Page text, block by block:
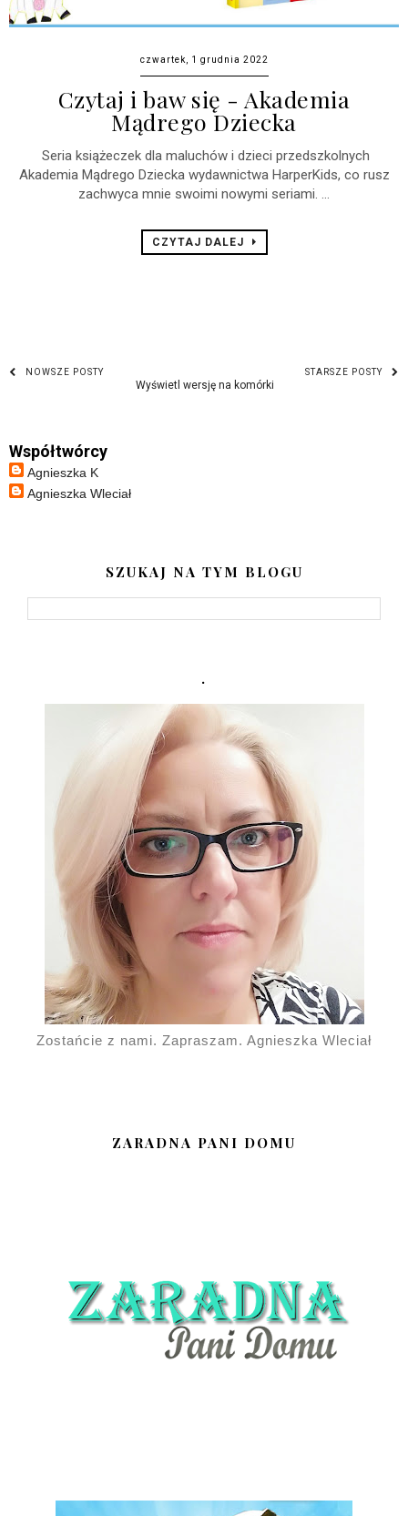
czwartek, 1 grudnia 2022
Czytaj i baw się - Akademia
Mądrego Dziecka
Seria książeczek dla maluchów i dzieci przedszkolnych
Akademia Mądrego Dziecka wydawnictwa HarperKids, co rusz
zachwyca mnie swoimi nowymi seriami. ...
CZYTAJ DALEJ
NOWSZE POSTY STARSZE POSTY
Wyświetl wersję na komórki
Współtwórcy
Agnieszka K
Agnieszka Wleciał
SZUKAJ NA TYM BLOGU
.
Zostańcie z nami. Zapraszam. Agnieszka Wleciał
ZARADNA PANI DOMU